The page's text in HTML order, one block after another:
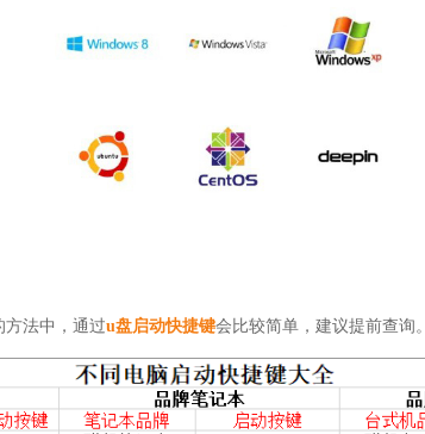
方法中，通过u盘启动快捷键会比较简单，建议提前查询。